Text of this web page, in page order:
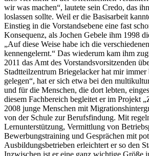
wir was machen“, lautete sein Credo, das
loslassen sollte. Weil er die Basisarbeit
Einstieg in die Vorstandsebene eine fast
Konsequenz, als Jochen Gebele ihm 1998
„Auf diese Weise habe ich die
kennengelernt.“ Das wiederum kam ihm
2011 das Amt des Vorstandsvorsitzenden
Stadtteilzentrum Briegelacker hat mir immer
gelegen“, hat er sich etwa bei den
und für die Menschen, die dort lebten,
diesem Fachbereich begleitet er im Projekt
2008 junge Menschen mit
von der Schule zur Berufsfindung. Mit
Lernunterstützung, Vermittlung von
Bewerbungstraining und Gesprächen mit
Ausbildungsbetrieben erleichtert er so den
Inzwischen ist er eine ganz wichtige Größe